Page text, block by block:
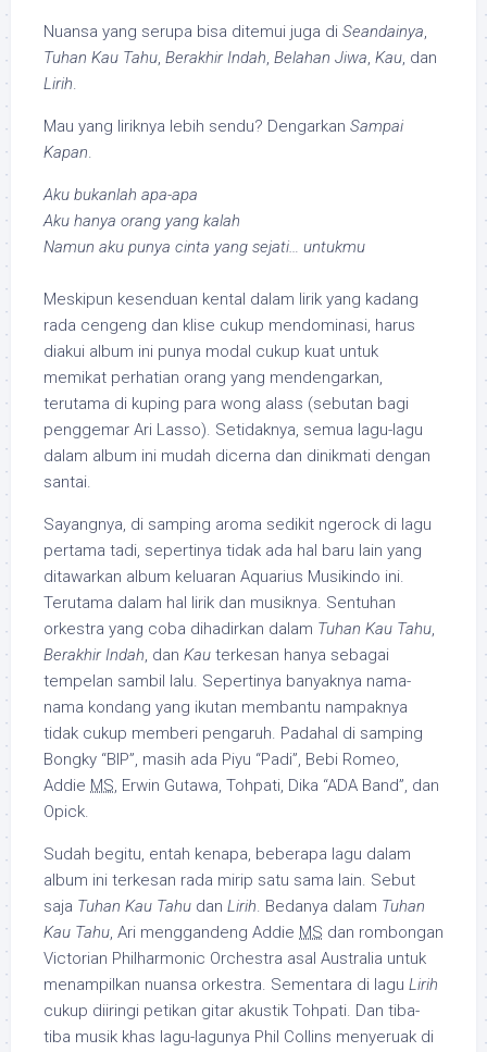
Nuansa yang serupa bisa ditemui juga di Seandainya,
Tuhan Kau Tahu, Berakhir Indah, Belahan Jiwa, Kau, dan
Lirih.
Mau yang liriknya lebih sendu? Dengarkan Sampai
Kapan.
Aku bukanlah apa-apa
Aku hanya orang yang kalah
Namun aku punya cinta yang sejati… untukmu
Meskipun kesenduan kental dalam lirik yang kadang
rada cengeng dan klise cukup mendominasi, harus
diakui album ini punya modal cukup kuat untuk
memikat perhatian orang yang mendengarkan,
terutama di kuping para wong alass (sebutan bagi
penggemar Ari Lasso). Setidaknya, semua lagu-lagu
dalam album ini mudah dicerna dan dinikmati dengan
santai.
Sayangnya, di samping aroma sedikit ngerock di lagu
pertama tadi, sepertinya tidak ada hal baru lain yang
ditawarkan album keluaran Aquarius Musikindo ini.
Terutama dalam hal lirik dan musiknya. Sentuhan
orkestra yang coba dihadirkan dalam Tuhan Kau Tahu,
Berakhir Indah, dan Kau terkesan hanya sebagai
tempelan sambil lalu. Sepertinya banyaknya nama-
nama kondang yang ikutan membantu nampaknya
tidak cukup memberi pengaruh. Padahal di samping
Bongky “BIP”, masih ada Piyu “Padi”, Bebi Romeo,
Addie MS, Erwin Gutawa, Tohpati, Dika “ADA Band”, dan
Opick.
Sudah begitu, entah kenapa, beberapa lagu dalam
album ini terkesan rada mirip satu sama lain. Sebut
saja Tuhan Kau Tahu dan Lirih. Bedanya dalam Tuhan
Kau Tahu, Ari menggandeng Addie MS dan rombongan
Victorian Philharmonic Orchestra asal Australia untuk
menampilkan nuansa orkestra. Sementara di lagu Lirih
cukup diiringi petikan gitar akustik Tohpati. Dan tiba-
tiba musik khas lagu-lagunya Phil Collins menyeruak di